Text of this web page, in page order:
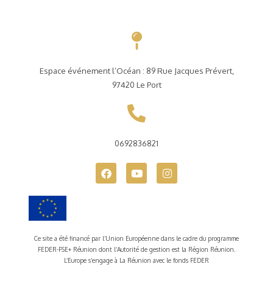
Espace événement l’Océan : 89 Rue Jacques Prévert,
97420 Le Port
0692836821
Ce site a été financé par l’Union Européenne dans le cadre du programme
FEDER-FSE+ Réunion dont l’Autorité de gestion est la Région Réunion.
L’Europe s’engage à La Réunion avec le fonds FEDER